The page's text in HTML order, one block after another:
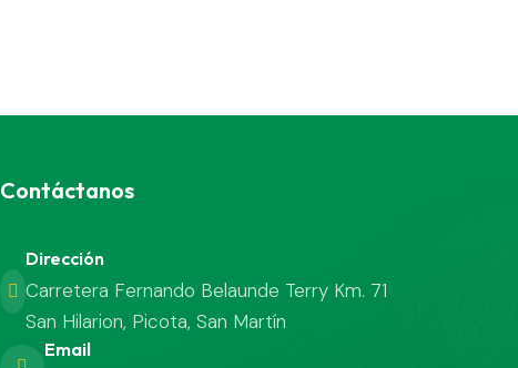
Contáctanos
Dirección
Carretera Fernando Belaunde Terry Km. 71
San Hilarion, Picota, San Martín
Email